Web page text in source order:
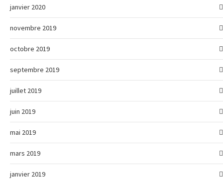
janvier 2020
novembre 2019
octobre 2019
septembre 2019
juillet 2019
juin 2019
mai 2019
mars 2019
janvier 2019